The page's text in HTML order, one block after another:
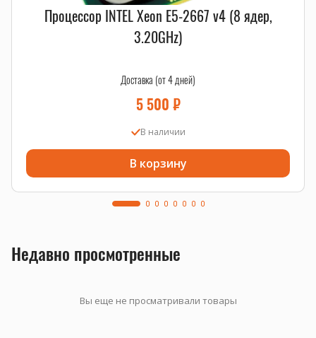
Процессор INTEL Xeon E5-2667 v4 (8 ядер,
3.20GHz)
Доставка (от 4 дней)
5 500 ₽
В наличии
В корзину
Недавно просмотренные
Вы еще не просматривали товары